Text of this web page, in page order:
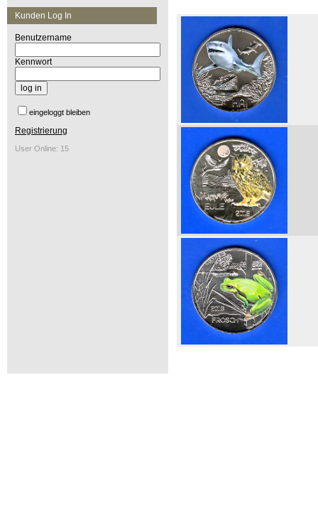
Kunden Log In
Benutzername
Kennwort
eingeloggt bleiben
Registrierung
User Online: 15